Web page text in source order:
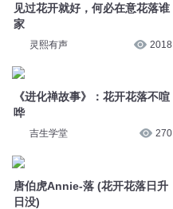
见过花开就好，何必在意花落谁
家
灵熙有声 2018
《进化禅故事》：花开花落不喧
哗
吉生学堂 270
唐伯虎Annie-落 (花开花落日升
日没)